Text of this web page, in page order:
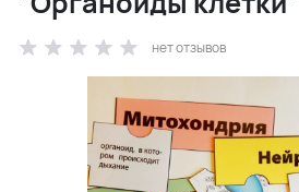
нет отзывов